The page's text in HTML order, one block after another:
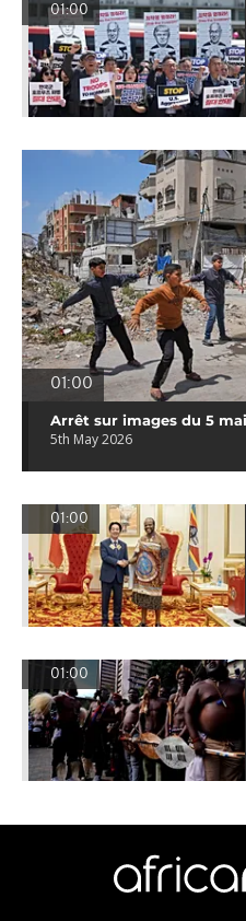
01:00
01:00
Arrêt sur images du 5
5th May 2026
01:00
01:00